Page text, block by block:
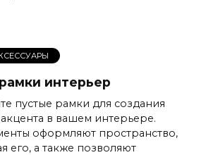
интерьер
пустые рамки для создания
в вашем интерьере.
оформляют пространство,
его, а также позволяют